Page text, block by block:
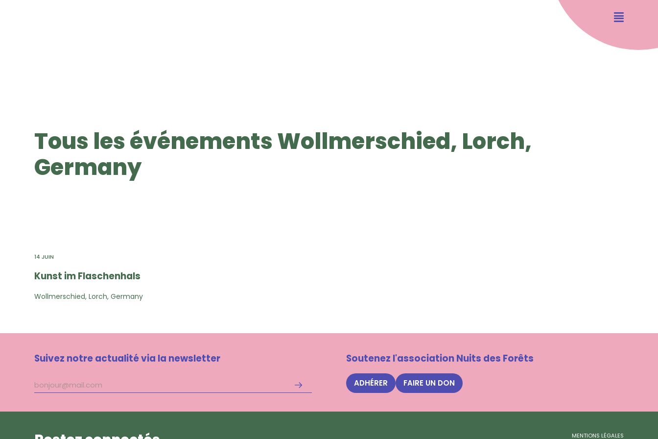
Tous les événements Wollmerschied, Lorch,
Germany
14 JUIN
Kunst im Flaschenhals
Wollmerschied, Lorch, Germany
Suivez notre actualité via la newsletter
Adresse
mail
S'inscrire
la
Soutenez l'association Nuits des Forêts
ADHÉRER FAIRE UN DON
MENTIONS LÉGALES